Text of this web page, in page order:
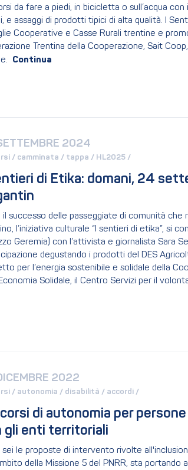
da fare a piedi, in bicicletta o sull’acqua
e assaggi di prodotti tipici di alta qualità. I
Cooperative e Casse Rurali trentine e
Trentina della Cooperazione, Sait
2024
/ camminata / tappa / HL2025 /
di Etika: domani, 24
il successo delle passeggiate di comunità
l’iniziativa culturale “I sentieri di etika”, si
Geremia) con l’attivista e giornalista Sara
degustando i prodotti del DES
per l’energia sostenibile e solidale della
Solidale, il Centro Servizi per il
2022
/ autonomia / disabilità / accordi /
di autonomia per
gli enti territoriali
sei le proposte di intervento rivolte
della Missione 5 del PNRR, sta